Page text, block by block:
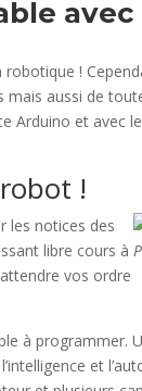
avec
robotique !
mais aussi de
et avec
!
les notices des
libre cours à
vos ordre
à
et